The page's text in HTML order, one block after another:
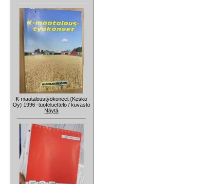
K-maataloustyökoneet (Kesko
Oy) 1996 -tuoteluettelo / kuvasto
Näytä